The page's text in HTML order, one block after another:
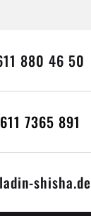
880 46 50
7365 891
shisha.de